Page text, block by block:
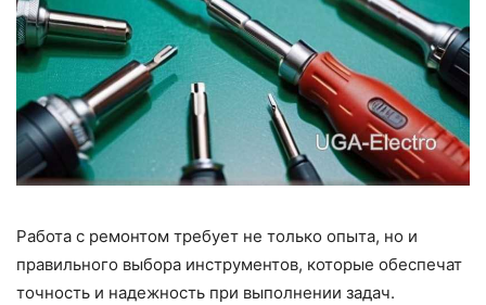
Работа с ремонтом требует не только опыта, но и
правильного выбора инструментов, которые обеспечат
точность и надежность при выполнении задач.